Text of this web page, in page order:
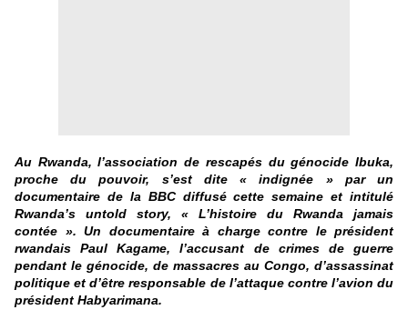
Au Rwanda, l’association de rescapés du génocide Ibuka,
proche du pouvoir, s’est dite «indignée » par un
documentaire de la BBC diffusé cette semaine et intitulé
Rwanda’s untold story, « L’histoire du Rwanda jamais
contée ». Un documentaire à charge contre le président
rwandais Paul Kagame, l’accusant de crimes de guerre
pendant le génocide, de massacres au Congo, d’assassinat
politique et d’être responsable de l’attaque contre l’avion du
président Habyarimana.